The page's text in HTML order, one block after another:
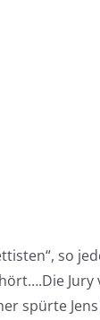
so
Jury
spürte